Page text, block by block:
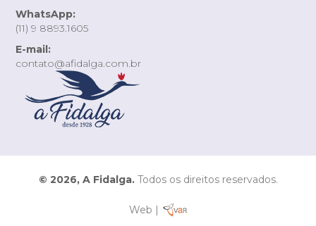
WhatsApp:
(11) 9 8893.1605
E-mail:
contato@afidalga.com.br
© 2026, A Fidalga.Todos os direitos reservados.
Web |